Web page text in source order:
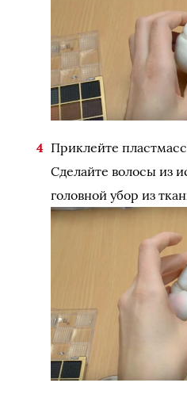
Приклейте
Сделайте волосы из
головной убор из